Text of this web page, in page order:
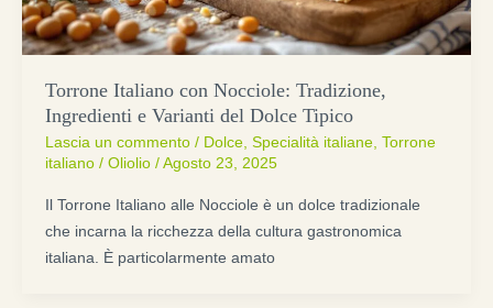
Torrone Italiano con Nocciole: Tradizione,
Ingredienti e Varianti del Dolce Tipico
Lascia un commento / Dolce, Specialità italiane, Torrone
italiano/ Oliolio / Agosto 23, 2025
Il Torrone Italiano alle Nocciole è un dolce tradizionale
che incarna la ricchezza della cultura gastronomica
italiana. È particolarmente amato